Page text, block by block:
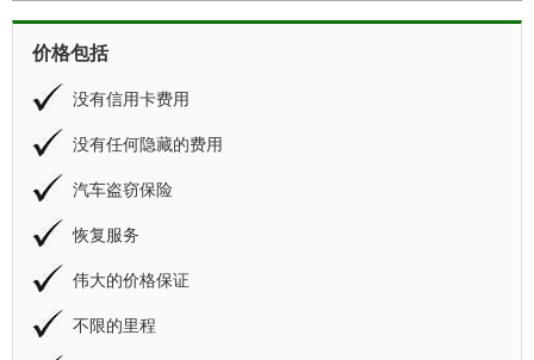
价格包括
没有信用卡费用
没有任何隐藏的费用
汽车盗窃保险
恢复服务
伟大的价格保证
不限的里程